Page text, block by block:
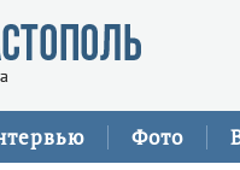
Фото